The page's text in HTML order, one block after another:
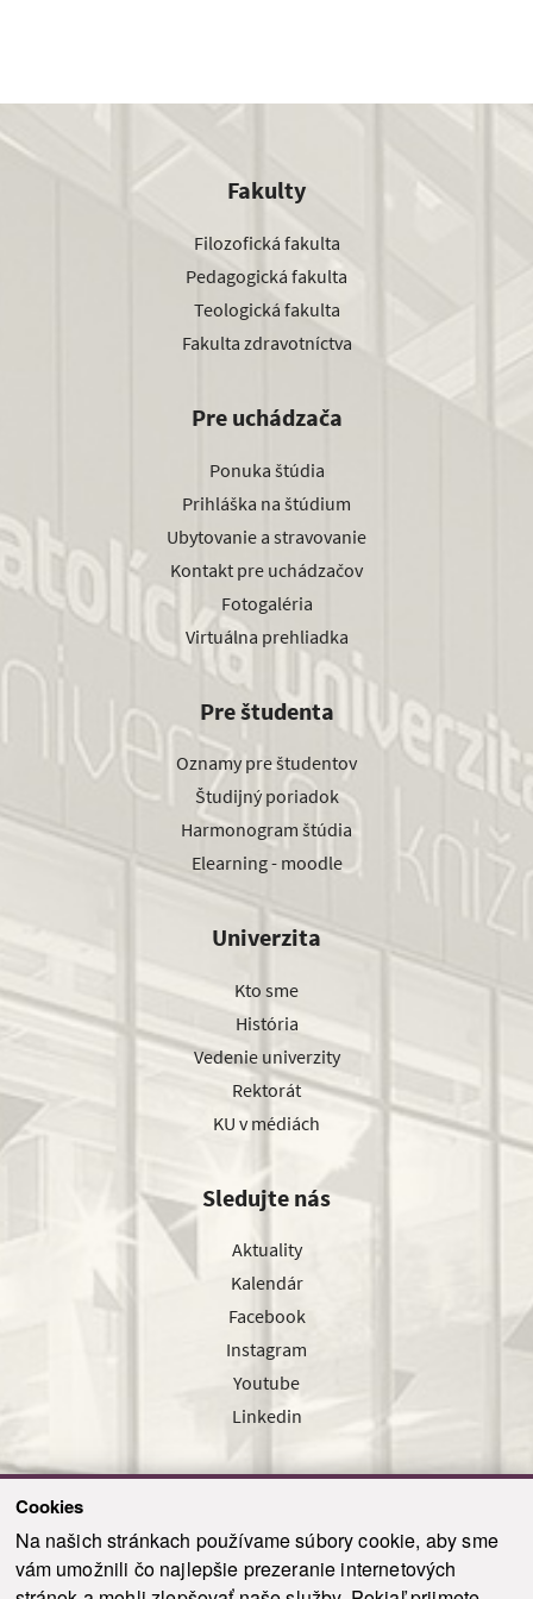
Cookies
Na našich stránkach používame súbory cookie, aby sme
vám umožnili čo najlepšie prezeranie internetových
Fakulty
Filozofická fakulta
Pedagogická fakulta
Teologická fakulta
Fakulta zdravotníctva
Pre uchádzača
Ponuka štúdia
Prihláška na štúdium
Ubytovanie a stravovanie
Kontakt pre uchádzačov
Fotogaléria
Virtuálna prehliadka
Pre študenta
Oznamy pre študentov
Študijný poriadok
Harmonogram štúdia
Elearning - moodle
Univerzita
Kto sme
História
Vedenie univerzity
Rektorát
KU v médiách
Sledujte nás
Aktuality
Kalendár
Facebook
Instagram
Youtube
Linkedin